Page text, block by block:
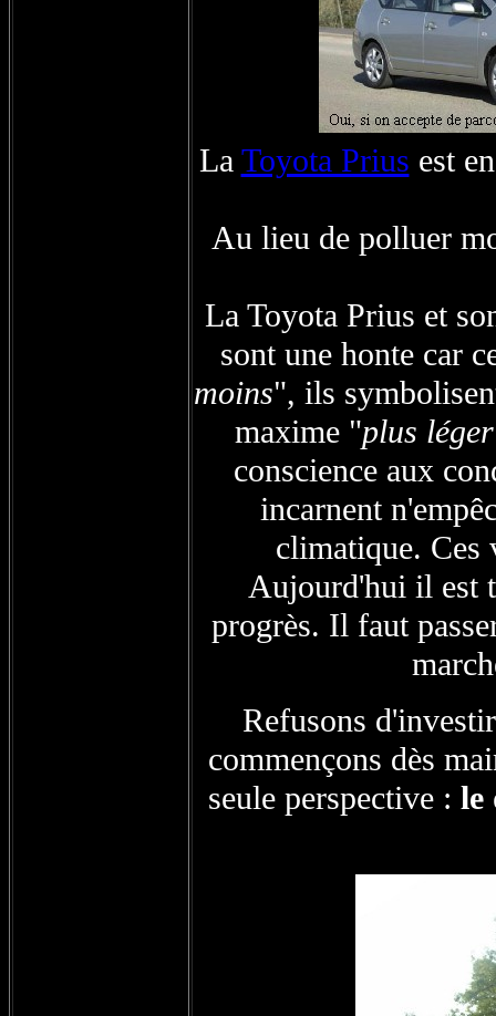
La Toyota Prius est
Au lieu de polluer
La Toyota Prius et
sont une honte car
moins", ils
maxime "plus
conscience aux
incarnent
climatique. Ces
Aujourd'hui il est
progrès. Il faut
Refusons
commençons dès
seule perspective : le